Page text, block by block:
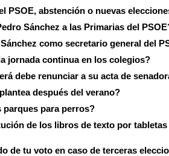
PSOE, abstención o nuevas
Sánchez a las Primarias del
como secretario general del
jornada continua en los colegios?
debe renunciar a su acta de
después del verano?
parques para perros?
de los libros de texto por tabletas
de tu voto en caso de terceras